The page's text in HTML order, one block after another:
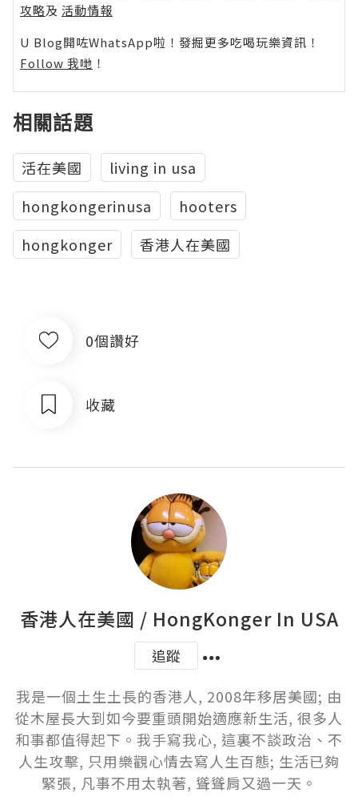
攻略及 活動情報
U Blog開咗WhatsApp啦！發掘更多吃喝玩樂資訊！
Follow 我哋 ！
相關話題
活在美國
living in usa
hongkongerinusa
hooters
hongkonger
香港人在美國
0個讚好
收藏
香港人在美國 / HongKonger In USA
追蹤
我是一個土生土長的香港人, 2008年移居美國; 由
從木屋長大到如今要重頭開始適應新生活, 很多人
和事都值得起下。我手寫我心, 這裏不談政治、不
人生攻擊, 只用樂觀心情去寫人生百態; 生活已夠
緊張, 凡事不用太執著, 聳聳肩又過一天。